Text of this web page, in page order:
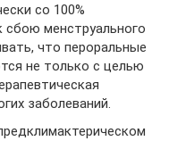
со 100%
менструального
что пероральные
не только с целью
заболеваний.